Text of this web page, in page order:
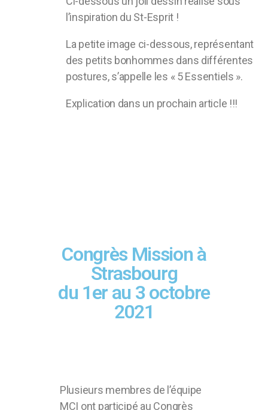
l’inspiration du St-Esprit !
La petite image ci-dessous, représentant
des petits bonhommes dans différentes
postures, s’appelle les « 5 Essentiels ».
Explication dans un prochain article !!!
Congrès Mission à
Strasbourg
du 1er au 3 octobre
2021
Plusieurs membres de l’équipe
MCI ont participé au Congrès